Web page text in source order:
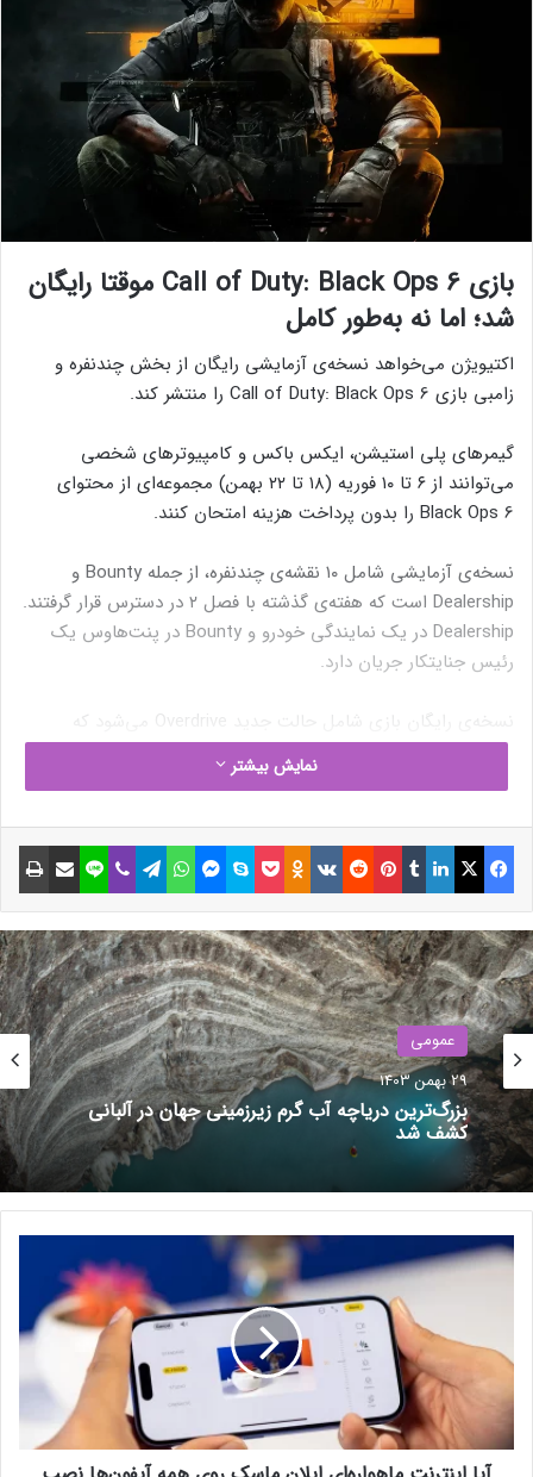
بازی Call of Duty: Black Ops 6 موقتا رایگان
شد؛ اما نه‌ به‌طور کامل
اکتیویژن می‌خواهد نسخه‌ی آزمایشی رایگان از بخش چندنفره و
زامبی بازی Call of Duty: Black Ops 6 را منتشر کند.
گیمرهای پلی استیشن، ایکس باکس و کامپیوترهای شخصی
می‌توانند از ۶ تا ۱۰ فوریه (۱۸ تا ۲۲ بهمن) مجموعه‌ای از محتوای
Black Ops 6 را بدون پرداخت هزینه امتحان کنند.
نسخه‌ی آزمایشی شامل ۱۰ نقشه‌ی چندنفره، از جمله Bounty و
Dealership است که هفته‌ی گذشته با فصل ۲ در دسترس قرار گرفتند.
Dealership در یک نمایندگی خودرو و Bounty در پنت‌هاوس یک
رئیس جنایتکار جریان دارد.
نسخه‌ی رایگان بازی شامل حالت جدید Overdrive می‌شود که
اکتیویژن آن را به‌عنوان «حالت Team Deathmatch با انرژی
مضاعف» توصیف کرده است. در این حالت، بازیکنان برای اجرای
نوشته های مشابه
لایسنس‌ها از خطرات کرک‌ ویندوز و
تهدید امنیتی KMSAuto می‌گوید
1 بهمن 1403
عقب‌نشینی اتحادیه اروپا؛
سیاست‌های اپل در قبال کتاب‌های
الکترونیکی زیر ذره‌بین نمی‌رود
نمایش بیشتر
فیسبوک ایکس لینکداین تامبلر پینتریست Reddit
VKontakte
Odnoklassniki پاکت اسکایپ مسنجر واتس آپ تلگرام وایبر لاین اشتراک گذاری با ایمیل
عمومی
29 بهمن 1403
بزرگ‌ترین دریاچه آب گرم زیرزمینی جهان در آلبانی
کشف شد
آ
ن
ت
ر
ن